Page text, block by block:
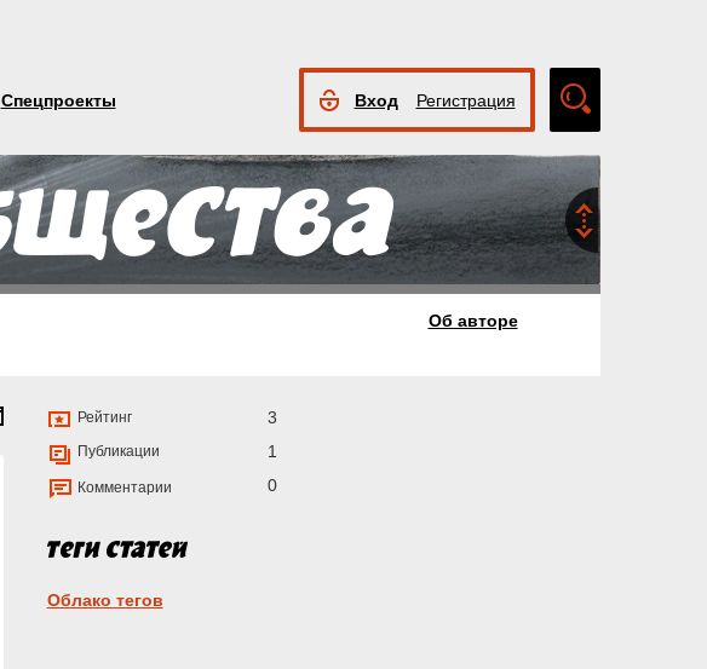
Спецпроекты Вход Регистрация
поиск
Об авторе
Рейтинг 3
Публикации 1
Комментарии 0
Облако тегов